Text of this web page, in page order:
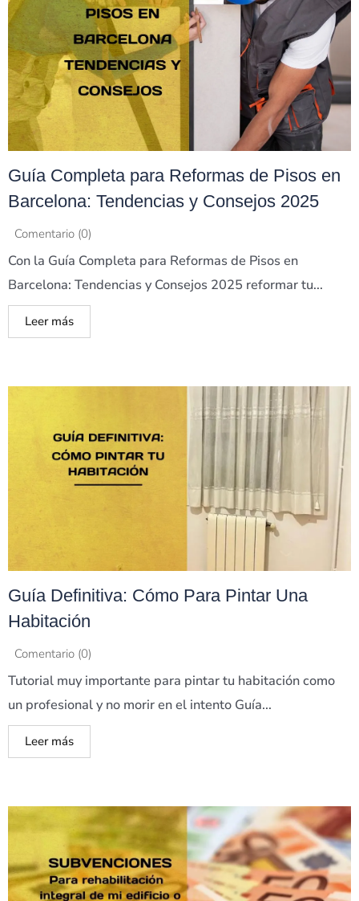
Guía Completa para Reformas de Pisos en
Barcelona: Tendencias y Consejos 2025
Comentario (0)
Con la Guía Completa para Reformas de Pisos en
Barcelona: Tendencias y Consejos 2025 reformar tu...
Leer más
Guía Definitiva: Cómo Para Pintar Una
Habitación
Comentario (0)
Tutorial muy importante para pintar tu habitación como
un profesional y no morir en el intento Guía...
Leer más